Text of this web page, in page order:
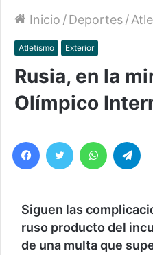
Inicio /Deportes/
Atletismo Exterior
Rusia, en la
Olímpico
Facebook
Twitter
Siguen las
ruso producto del
de una multa que